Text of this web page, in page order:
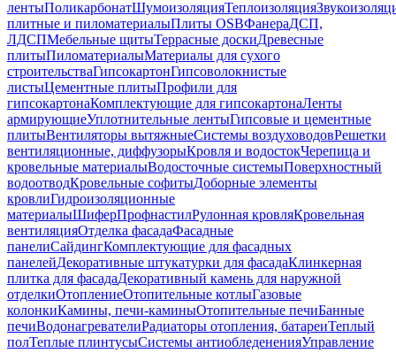
лентыПоликарбонатШумоизоляцияТеплоизоляция
плитные и пиломатериалыПлиты OSBФанераДСП,
ЛДСПМебельные щитыТеррасные доскиДревесные
плитыПиломатериалыМатериалы для сухого
строительстваГипсокартонГипсоволокнистые
листыЦементные плитыПрофили для
гипсокартонаКомплектующие для гипсокартонаЛенты
армирующиеУплотнительные лентыГипсовые и цементные
плитыВентиляторы вытяжныеСистемы воздуховодовРешетки
вентиляционные, диффузорыКровля и водостокЧерепица и
кровельные материалыВодосточные системыПоверхностный
водоотводКровельные софитыДоборные элементы
кровлиГидроизоляционные
материалыШиферПрофнастилРулонная кровляКровельная
вентиляцияОтделка фасадаФасадные
панелиСайдингКомплектующие для фасадных
панелейДекоративные штукатурки для фасадаКлинкерная
плитка для фасадаДекоративный камень для наружной
отделкиОтоплениеОтопительные котлыГазовые
колонкиКамины, печи-каминыОтопительные печиБанные
печиВодонагревателиРадиаторы отопления, батареиТеплый
полТеплые плинтусыСистемы антиобледененияУправление